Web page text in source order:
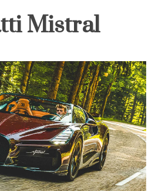
Mistral